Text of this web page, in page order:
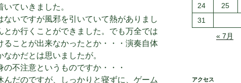
ていきました。
いですが風邪を引いていて熱がありまし
とか行くことができました。でも万全では
ることが出来なかったとか・・・演奏自体
かだとは思いましたが。
不注意というものですか・・・
んだのですが、しっかりと寝ずに、ゲーム
24
25
31
« 7月
アクセス